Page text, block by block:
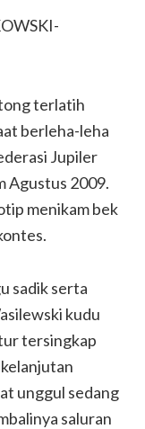
terlatih
berleha-leha
Jupiler
Agustus 2009.
menikam bek
sadik serta
kudu
tersingkap
unggul sedang
saluran